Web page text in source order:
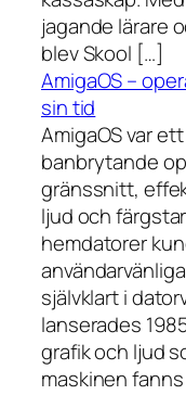
jagande lärare
blev Skool […]
AmigaOS –
sin tid
AmigaOS var
banbrytande
gränssnitt,
ljud och
hemdatorer
självklart i
lanserades
grafik och ljud
maskinen